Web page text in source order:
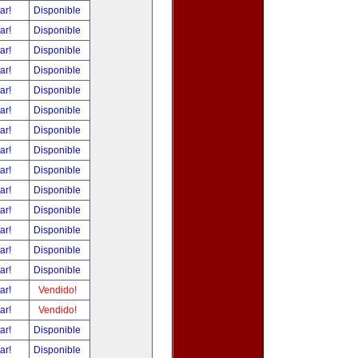
Disponible
Disponible
Disponible
Disponible
Disponible
Disponible
Disponible
Disponible
Disponible
Disponible
Disponible
Disponible
Disponible
Disponible
Vendido!
Vendido!
Disponible
Disponible